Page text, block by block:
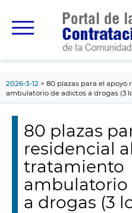
principal
2026-3-12
80 plazas para el
ambulatorio de adictos a drogas (3
80 plazas
residencial al
tratamiento
ambulatorio
a drogas (3